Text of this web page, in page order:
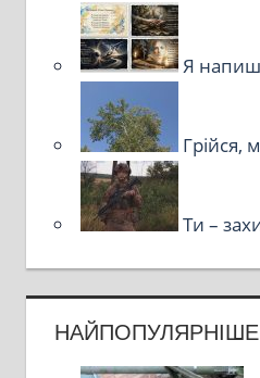
Я
Грійся,
Ти –
НАЙПОПУЛЯРНІШЕ